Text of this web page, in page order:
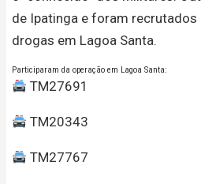
de Ipatinga e foram
drogas em Lagoa Santa.
Participaram da operação em Lagoa Santa:
TM27691
TM20343
TM27767